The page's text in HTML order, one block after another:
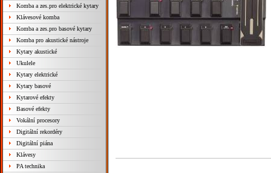
Komba a zes.pro elektrické kytary
Klávesové komba
Komba a zes.pro basové kytary
Komba pro akustické nástroje
Kytary akustické
Ukulele
Kytary elektrické
Kytary basové
Kytarové efekty
Basové efekty
Vokální procesory
Digitální rekordéry
Digitální piána
Klávesy
PA technika